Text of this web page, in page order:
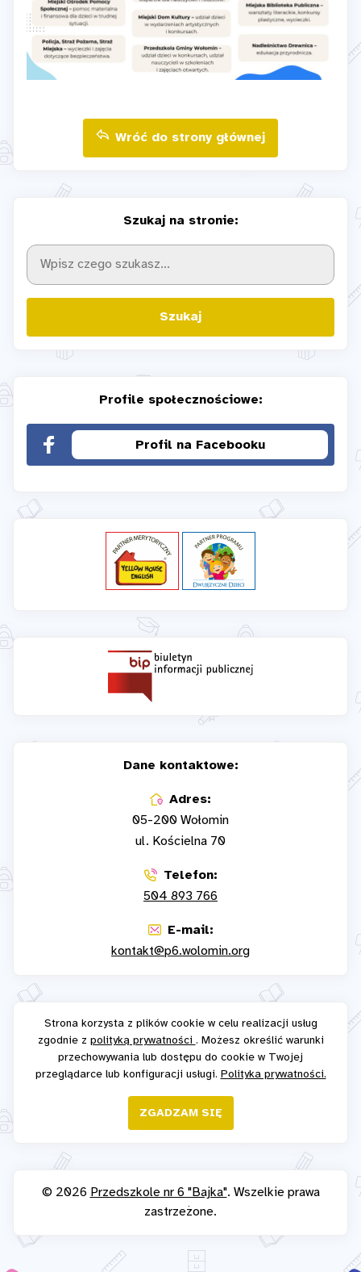
Wróć do strony głównej
Szukaj na stronie:
Szukaj
Profile społecznościowe:
Profil na Facebooku
Dane kontaktowe:
Adres:
05-200 Wołomin
ul. Kościelna 70
Telefon:
504 893 766
E-mail:
kontakt@p6.wolomin.org
Strona korzysta z plików cookie w celu realizacji usług
zgodnie z polityką prywatności . Możesz określić warunki
przechowywania lub dostępu do cookie w Twojej
przeglądarce lub konfiguracji usługi. Polityka prywatności.
ZGADZAM SIĘ
© 2026 Przedszkole nr 6 "Bajka". Wszelkie prawa
zastrzeżone.